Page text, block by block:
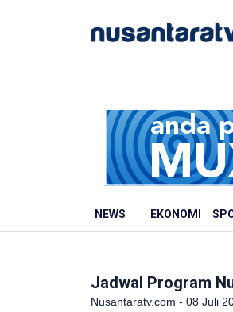
NEWS EKONOMI
Jadwal Program
Nusantaratv.com - 08 Juli